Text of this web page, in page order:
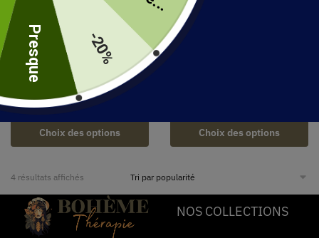
Robe Noire Brodée
58.99€
Choix des options Choix des options
4 résultats affichés
NOS COLLECTIONS
-20%
Presque